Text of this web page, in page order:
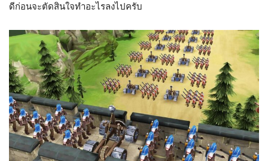
ดีก่อนจะตัดสินใจทำอะไรลงไปครับ